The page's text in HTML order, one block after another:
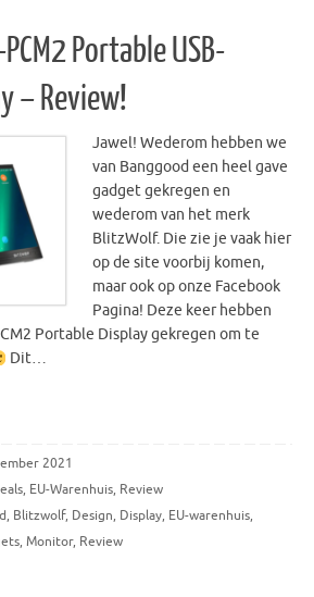
Portable USB-
– Review!
Jawel! Wederom hebben we
van Banggood een heel gave
gadget gekregen en
wederom van het merk
BlitzWolf. Die zie je vaak hier
op de site voorbij komen,
maar ook op onze Facebook
Pagina! Deze keer hebben
Portable Display gekregen om te
Dit…
2021
, EU-Warenhuis, Review
, Blitzwolf, Design, Display, EU-warenhuis,
, Monitor, Review